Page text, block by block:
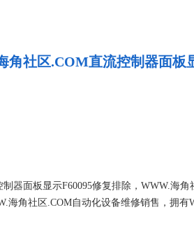
角社区.COM直流控制器面板
器面板显示F60095修复排除，WWW.海
角社区.COM自动化设备维修销售，拥有